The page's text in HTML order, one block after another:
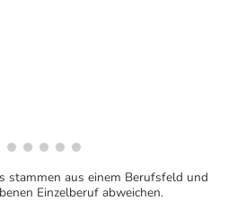
stammen aus einem Berufsfeld und
Einzelberuf abweichen.